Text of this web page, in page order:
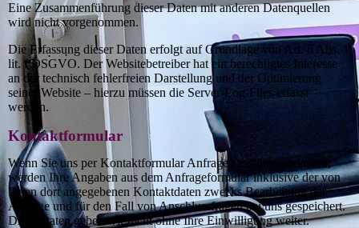
Eine Zusammenführung dieser Daten mit anderen Datenquellen
wird nicht vorgenommen.
Die Erfassung dieser Daten erfolgt auf Grundlage von Art. 6 Abs. 1
lit. f DSGVO. Der Websitebetreiber hat ein berechtigtes Interesse
an der technisch fehlerfreien Darstellung und der Optimierung
seiner Website – hierzu müssen die Server-Log-Files erfasst
werden.
Kontaktformular
Wenn Sie uns per Kontaktformular Anfragen zukommen lassen,
werden Ihre Angaben aus dem Anfrageformular inklusive der von
Ihnen dort angegebenen Kontaktdaten zwecks Bearbeitung der
Anfrage und für den Fall von Anschlussfragen bei uns gespeichert.
Diese Daten geben wir nicht ohne Ihre Einwilligung weiter.